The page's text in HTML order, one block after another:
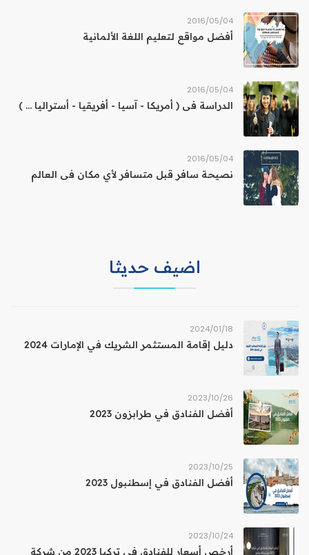
04‏/05‏/2016
أفضل مواقع لتعليم اللغة الألمانية
04‏/05‏/2016
الدراسة فى ( أمريكا - آسيا - أفريقيا - أستراليا ... )
04‏/05‏/2016
نصيحة سافر قبل متسافر لأي مكان فى العالم
اضيف حديثا
18‏/01‏/2024
دليل إقامة المستثمر الشريك في الإمارات 2024
26‏/10‏/2023
أفضل الفنادق في طرابزون 2023
25‏/10‏/2023
أفضل الفنادق في إسطنبول 2023
24‏/10‏/2023
أرخص أسعار للفنادق في تركيا 2023 من شركة